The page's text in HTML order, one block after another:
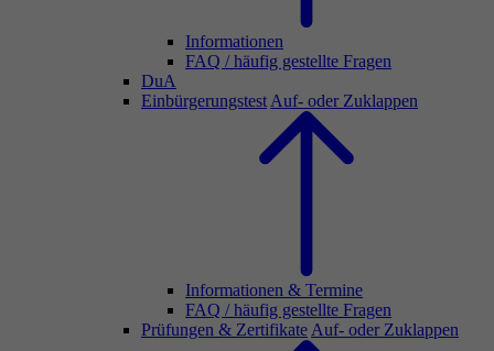
Informationen
FAQ / häufig gestellte Fragen
DuA
Einbürgerungstest Auf- oder Zuklappen
Informationen & Termine
FAQ / häufig gestellte Fragen
Prüfungen & Zertifikate Auf- oder Zuklappen